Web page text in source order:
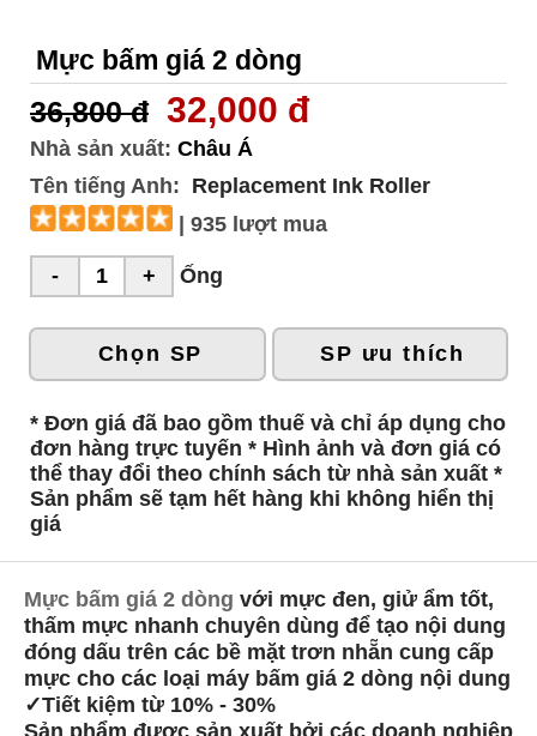
Mực bấm giá 2 dòng
36,800 đ 32,000 đ
Nhà sản xuất: Châu Á
Tên tiếng Anh: Replacement Ink Roller
| 935 lượt mua
Ống
Chọn SP SP ưu thích
* Đơn giá đã bao gồm thuế và chỉ áp dụng cho
đơn hàng trực tuyến * Hình ảnh và đơn giá có
thể thay đổi theo chính sách từ nhà sản xuất *
Sản phẩm sẽ tạm hết hàng khi không hiển thị
giá
Mực bấm giá 2 dòng với mực đen, giử ẩm tốt,
thấm mực nhanh chuyên dùng để tạo nội dung
đóng dấu trên các bề mặt trơn nhẵn cung cấp
mực cho các loại máy bấm giá 2 dòng nội dung
✓Tiết kiệm từ 10% - 30%
Sản phẩm được sản xuất bởi các doanh nghiệp